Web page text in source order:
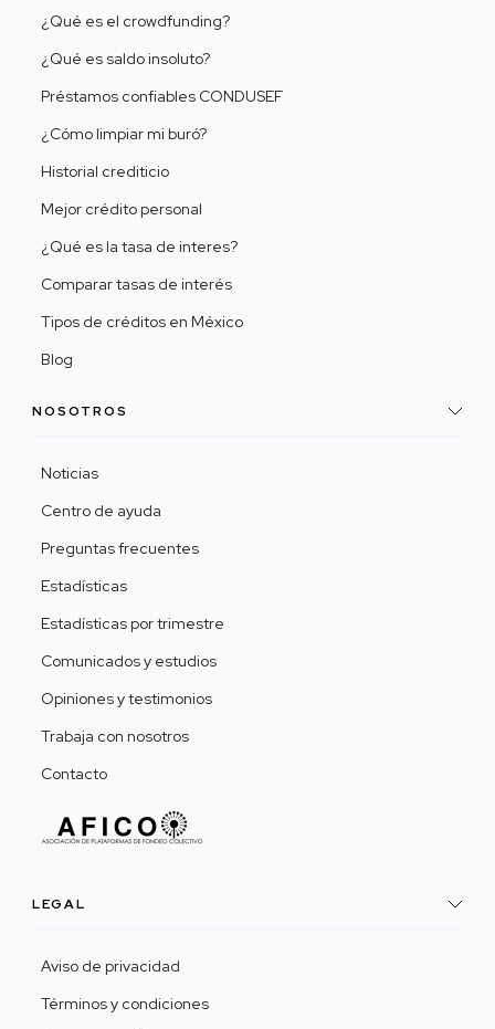
¿Qué es el crowdfunding?
¿Qué es saldo insoluto?
Préstamos confiables CONDUSEF
¿Cómo limpiar mi buró?
Historial crediticio
Mejor crédito personal
¿Qué es la tasa de interes?
Comparar tasas de interés
Tipos de créditos en México
Blog
NOSOTROS
Noticias
Centro de ayuda
Preguntas frecuentes
Estadísticas
Estadísticas por trimestre
Comunicados y estudios
Opiniones y testimonios
Trabaja con nosotros
Contacto
LEGAL
Aviso de privacidad
Términos y condiciones